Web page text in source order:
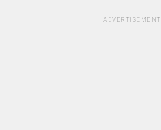
ADVERTISEMENT